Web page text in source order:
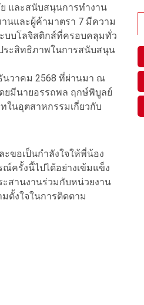
และสนับสนุนการทำงาน
นและผู้ค้ามาตรา 7 มีความ
บบโลจิสติกส์ที่ครอบคลุมทั่ว
ระสิทธิภาพในการสนับสนุน
นวาคม 2568 ที่ผ่านมา ณ
ยมีนายอรรถพล ฤกษ์พิบูลย์
ในอุตสาหกรรมเกี่ยวกับ
ขอเป็นกำลังใจให้พี่น้อง
ครั้งนี้ไปได้อย่างเข้มแข็ง
สานงานร่วมกับหน่วยงาน
ตั้งใจในการติดตาม